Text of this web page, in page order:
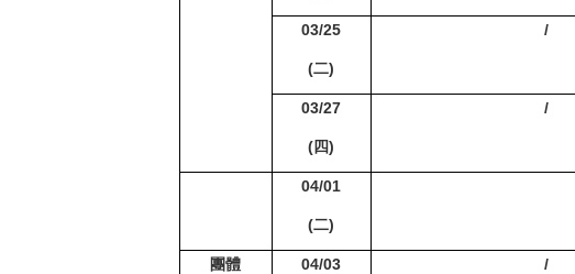
03/25
(二)
/
03/27
(四)
/
04/01
(二)
團體 04/03 /